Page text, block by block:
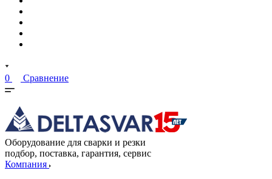
0 Сравнение
Оборудование для сварки и резки
подбор, поставка, гарантия, сервис
Компания